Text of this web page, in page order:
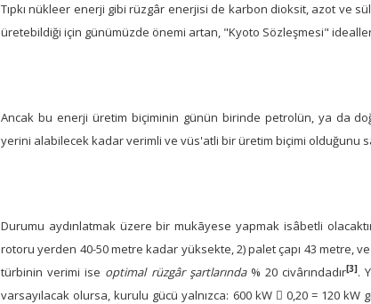
Tıpkı nükleer enerji gibi rüzgâr enerjisi de karbon dioksit, azot ve
üretebildiği için günümüzde önemi artan, "Kyoto Sözleşmesi"
Ancak bu enerji üretim biçiminin günün birinde petrolün, ya da
yerini alabilecek kadar verimli ve vüs'atli bir üretim biçimi olduğunu
Durumu aydınlatmak üzere bir mukāyese yapmak isâbetli
rotoru yerden 40-50 metre kadar yüksekte, 2) palet çapı 43 metre,
türbinin verimi ise optimal rüzgâr şartlarında% 20 civârındadır[3] .
varsayılacak olursa, kurulu gücü yalnızca: 600 kW  0,20 = 120